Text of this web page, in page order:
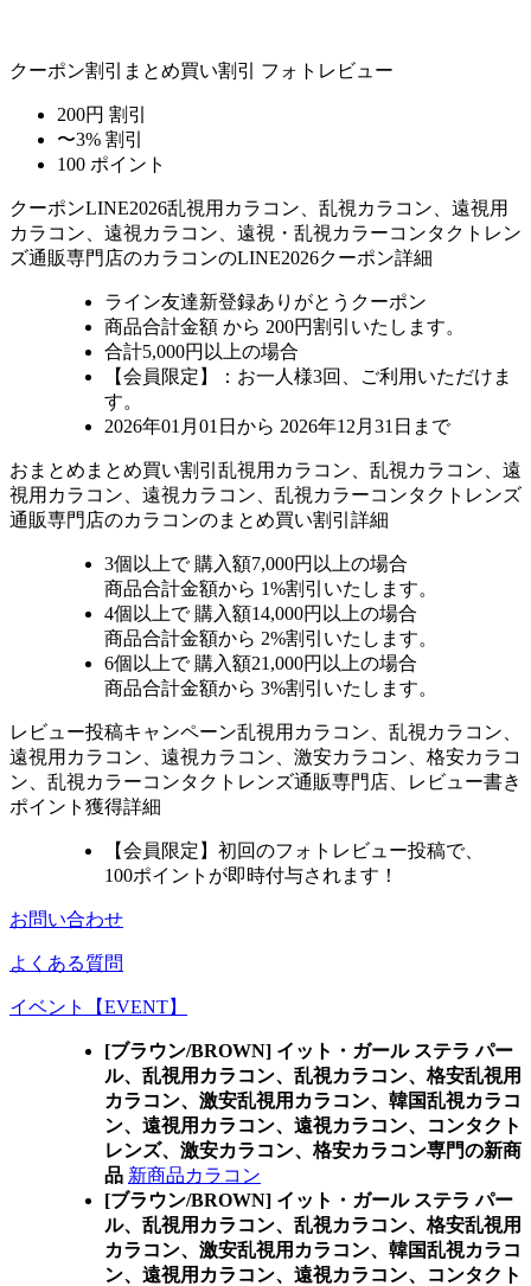
クーポン割引 まとめ買い割引 フォトレビュー
200円 割引
〜3% 割引
100 ポイント
クーポンLINE2026乱視用カラコン、乱視カラコン、遠視用
カラコン、遠視カラコン、遠視・乱視カラーコンタクトレン
ズ通販専門店のカラコンのLINE2026クーポン詳細
ライン友達新登録ありがとうクーポン
商品合計金額 から 200円割引 いたします。
合計5,000円以上の場合
【会員限定】：お一人様3回
、ご利用いただけま
す。
2026年01月01日から 2026年12月31日まで
おまとめ まとめ買い割引 乱視用カラコン、乱視カラコン、遠
視用カラコン、遠視カラコン、乱視カラーコンタクトレンズ
通販専門店のカラコンのまとめ買い割引詳細
3個 以上で 購入額7,000円以上の場合
商品合計金額から 1%割引いたします。
4個 以上で 購入額14,000円以上の場合
商品合計金額から 2%割引いたします。
6個 以上で 購入額21,000円以上の場合
商品合計金額から 3%割引いたします。
レビュー投稿キャンペーン乱視用カラコン、乱視カラコン、
遠視用カラコン、遠視カラコン、激安カラコン、格安カラコ
ン、乱視カラーコンタクトレンズ通販専門店、レビュー書き
ポイント獲得詳細
【会員限定】初回のフォトレビュー投稿で、
100ポイント が即時付与されます！
お問い合わせ
よくある質問
イベント【EVENT】
[ブラウン/BROWN] イット・ガール ステラ パー
ル、乱視用カラコン、乱視カラコン、格安乱視用
カラコン、激安乱視用カラコン、韓国乱視カラコ
ン、遠視用カラコン、遠視カラコン、コンタクト
レンズ、激安カラコン、格安カラコン専門の新商
品 新商品カラコン
[ブラウン/BROWN] イット・ガール ステラ パー
ル、乱視用カラコン、乱視カラコン、格安乱視用
カラコン、激安乱視用カラコン、韓国乱視カラコ
ン、遠視用カラコン、遠視カラコン、コンタクト